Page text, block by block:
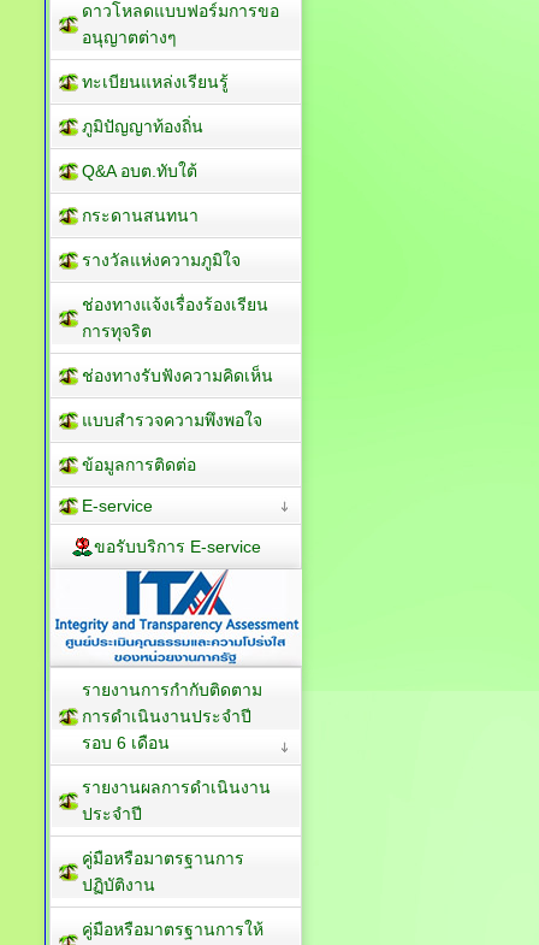
ดาวโหลดแบบฟอร์มการขอ
อนุญาตต่างๆ
ทะเบียนแหล่งเรียนรู้
ภูมิปัญญาท้องถิ่น
Q&A อบต.ทับใต้
กระดานสนทนา
รางวัลแห่งความภูมิใจ
ช่องทางแจ้งเรื่องร้องเรียน
การทุจริต
ช่องทางรับฟังความคิดเห็น
แบบสำรวจความพึงพอใจ
ข้อมูลการติดต่อ
E-service
ขอรับบริการ E-service
รายงานการกำกับติดตาม
การดำเนินงานประจำปี
รอบ 6 เดือน
รายงานผลการดำเนินงาน
ประจำปี
คู่มือหรือมาตรฐานการ
ปฏิบัติงาน
คู่มือหรือมาตรฐานการให้